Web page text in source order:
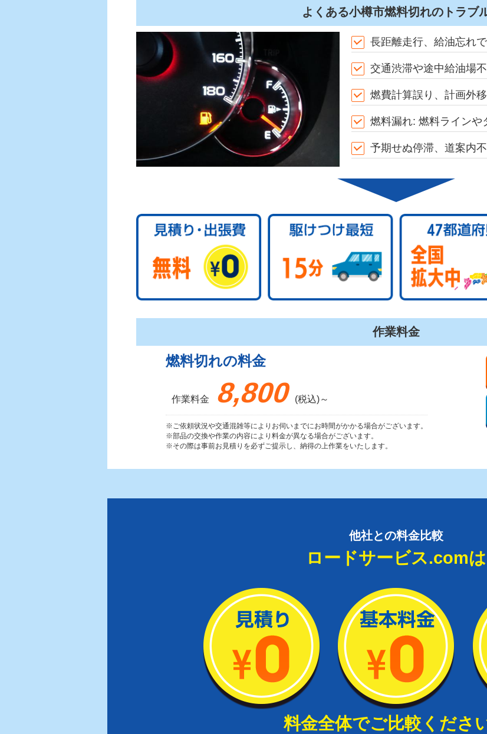
よくある小樽市燃料切れのトラブ
長距離走行、給油忘れ
交通渋滞や途中給油場
燃費計算誤り、計画外
燃料漏れ: 燃料ラインや
予期せぬ停滞、道案内
作業料金
燃料切れの料金
作業料金 8,800 (税込)～
※ご依頼状況や交通混雑等によりお伺いまでにお時間がかかる場合がございます。
※部品の交換や作業の内容により料金が異なる場合がございます。
※その際は事前お見積りを必ずご提示し、納得の上作業をいたします。
他社との料金比較
ロードサービス.comは
料金全体でご比較くださ